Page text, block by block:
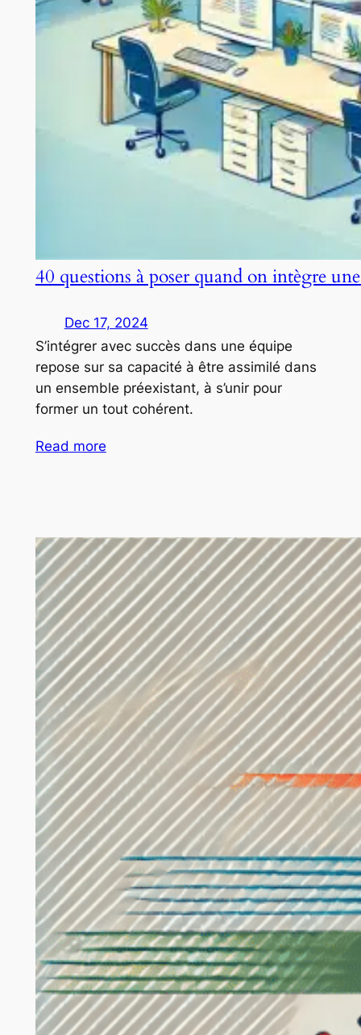
40 questions à poser quand on intègre
Dec 17, 2024
S’intégrer avec succès dans une équipe
repose sur sa capacité à être assimilé dans
un ensemble préexistant, à s’unir pour
former un tout cohérent.
Read more